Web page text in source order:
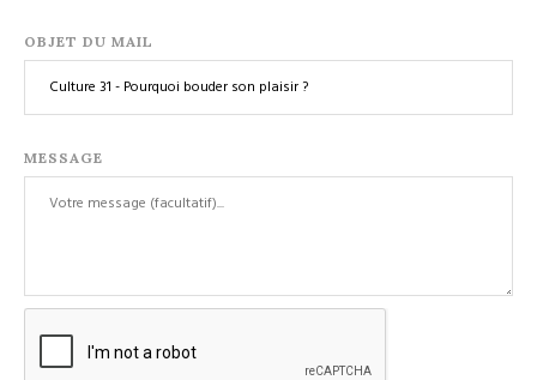
OBJET DU MAIL
MESSAGE